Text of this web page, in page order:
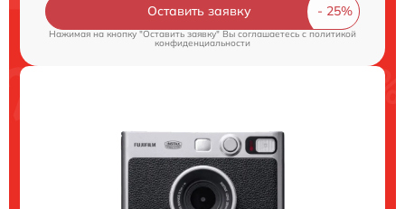
Оставить заявку
Нажимая на кнопку "Оставить заявку" Вы соглашаетесь c политикой
конфиденциальности